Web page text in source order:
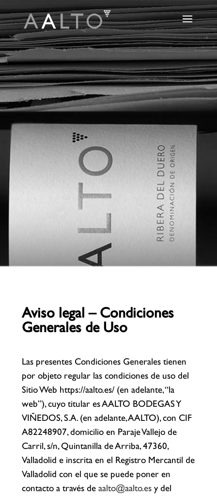
Aviso legal – Condiciones
Generales de Uso
Las presentes Condiciones Generales tienen
por objeto regular las condiciones de uso del
Sitio Web https://aalto.es/ (en adelante, “la
web”), cuyo titular es AALTO BODEGAS Y
VIÑEDOS, S.A. (en adelante, AALTO), con CIF
A82248907, domicilio en Paraje Vallejo de
Carril, s/n, Quintanilla de Arriba, 47360,
Valladolid e inscrita en el Registro Mercantil de
Valladolid con el que se puede poner en
contacto a través de aalto@aalto.esy del